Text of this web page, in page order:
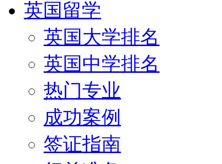
英国留学
英国大学排名
英国中学排名
热门专业
成功案例
签证指南